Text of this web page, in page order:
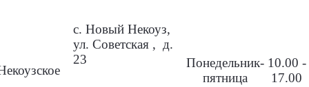
с. Новый Некоуз,
ул. Советская , д.
23
Понедельник-
пятница
10.00 -
17.00